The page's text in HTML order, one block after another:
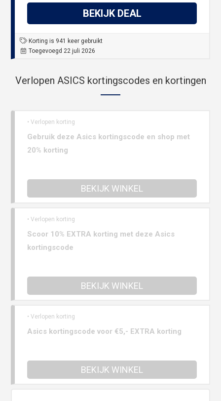
BEKIJK DEAL
Korting is 941 keer gebruikt
Toegevoegd 22 juli 2026
Verlopen ASICS kortingscodes en kortingen
• Verlopen korting
Gebruik deze Asics kortingscode en shop met
20% korting
BEKIJK WINKEL
• Verlopen korting
Scoor 10% EXTRA korting met deze Asics
kortingscode
BEKIJK WINKEL
• Verlopen korting
Asics kortingscode voor €5,- EXTRA korting
BEKIJK WINKEL